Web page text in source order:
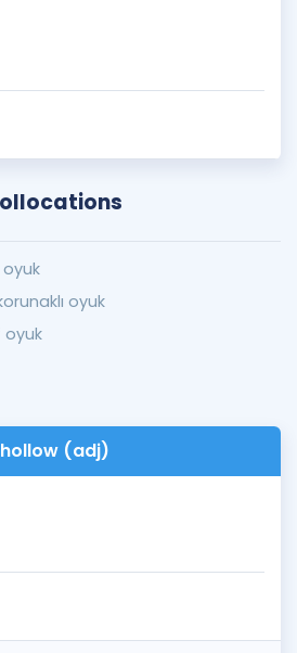
oyuk
hollow (adj)